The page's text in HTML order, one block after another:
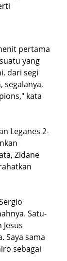
pertama
yang
dari segi
segalanya,
kata
Leganes 2-
Zidane
Satu-
Saya sama
sebagai